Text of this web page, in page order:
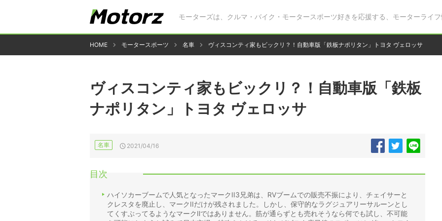
モーターズは、クルマ・バイク・モータースポーツ好きを応援する、モーターライフ
HOME モータースポーツ 名車 ヴィスコンティ家もビックリ？！自動車版「鉄板ナポリタン」トヨタ ヴェロッサ
ヴィスコンティ家もビックリ？！自動車版「鉄板
ナポリタン」トヨタ ヴェロッサ
名車 2021/04/16
目次
ハイソカーブームで人気となったマークII3兄弟は、RVブームでの販売不振により、チェイサーと
クレスタを廃止し、マークIIだけが残されました。しかし、保守的なラグジュアリーサルーンとし
てくすぶってるようなマークⅡではありません。筋が通らずとも売れそうなら何でも試し、不可能